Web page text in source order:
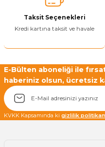
Ürün fiyatı diğer sitelerden daha
Bu ürüne benzer farklı
Taksit Seçenekleri
Kredi kartına taksit ve havale
E-Bülten aboneliği ile
haberiniz olsun, ücretsiz
KVKK Kapsamında ki gizlilik